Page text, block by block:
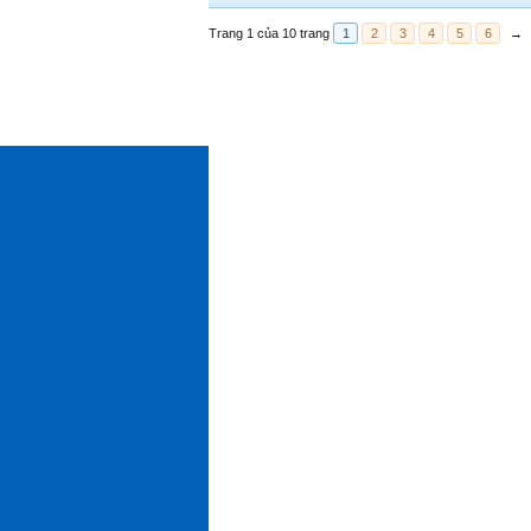
Trang 1 của 10 trang 1 2 3 4 5 6 →